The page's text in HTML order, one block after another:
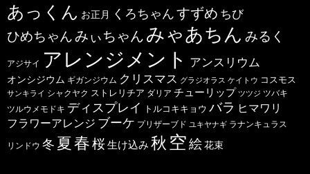
あっくん お正月 くろちゃんすずめ ちび
ひめちゃんみぃちゃん みゃあちん みるく
アジサイ アレンジメント アンスリウム
オンシジウム ギガンジウム クリスマス グラジオラス ケイトウ コスモス
サンキライ シャクヤク ストレリチア ダリア チューリップ ツツジ ツバキ
ツルウメモドキ ディスプレイ トルコキキョウ バラ ヒマワリ
フラワーアレンジ ブーケ プリザーブド ユキヤナギ ラナンキュラス
リンドウ 冬 夏春桜生け込み 秋 空絵花束